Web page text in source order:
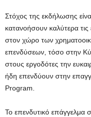
Στόχος της εκδήλωσης
κατανοήσουν καλύτερα
στον χώρο των
επενδύσεων, τόσο στην
στους εργοδότες την
ήδη επενδύουν στην
Program.
Το επενδυτικό επάγγελμα